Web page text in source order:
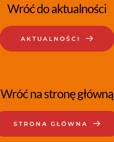
Wróć do aktualności
AKTUALNOŚCI
Wróć na stronę główną
STRONA GŁÓWNA